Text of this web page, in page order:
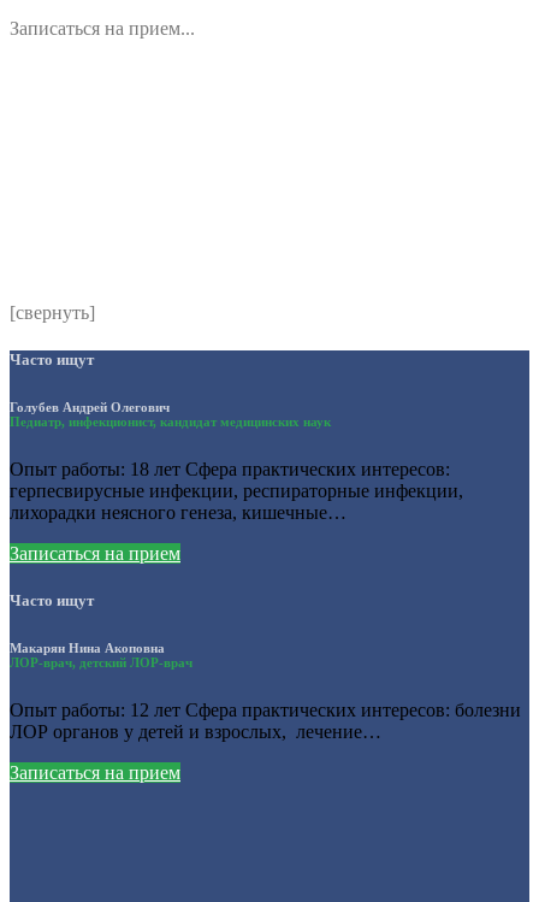
Записаться на прием...
[свернуть]
Часто ищут
Голубев Андрей Олегович
Педиатр, инфекционист, кандидат медицинских наук
Опыт работы: 18 лет Сфера практических интересов:
герпесвирусные инфекции, респираторные инфекции,
лихорадки неясного генеза, кишечные…
Записаться на прием
Часто ищут
Макарян Нина Акоповна
ЛОР-врач, детский ЛОР-врач
Опыт работы: 12 лет Сфера практических интересов: болезни
ЛОР органов у детей и взрослых, лечение…
Записаться на прием